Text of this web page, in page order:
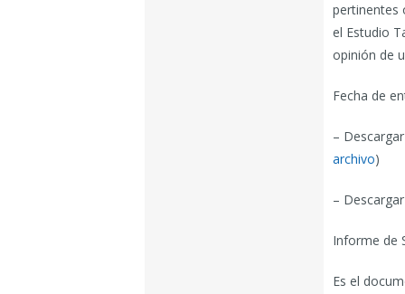
pertinentes
el Estudio
opinión de
Fecha de
–
archivo)
–
Informe de
Es el